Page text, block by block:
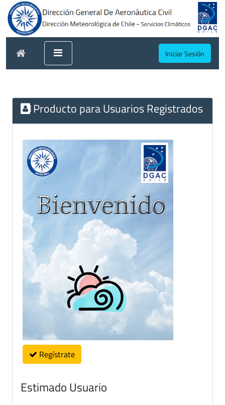
Iniciar Sesión
Producto para Usuarios Registrados
Regístrate
Estimado Usuario